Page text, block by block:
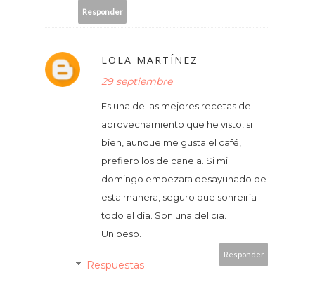
Responder
LOLA MARTÍNEZ
29 septiembre
Es una de las mejores recetas de
aprovechamiento que he visto, si
bien, aunque me gusta el café,
prefiero los de canela. Si mi
domingo empezara desayunado de
esta manera, seguro que sonreiría
todo el día. Son una delicia.
Un beso.
Responder
Respuestas